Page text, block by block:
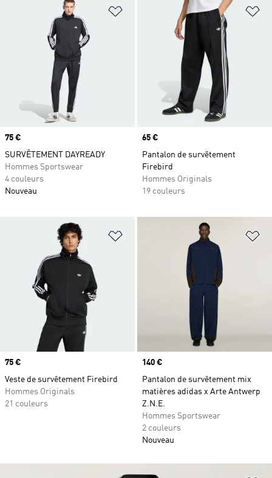
Ajouter à la Liste de produits
Prix
75 €
SURVÊTEMENT DAYREADY
Hommes Sportswear
4 couleurs
Nouveau
Prix
65 €
Pantalon de survêtement
Firebird
Hommes Originals
19 couleurs
Ajouter à la Liste de produits
Prix
75 €
Veste de survêtement Firebird
Hommes Originals
21 couleurs
Prix
140 €
Pantalon de survêtement mix
matières adidas x Arte Antwerp
Z.N.E.
Hommes Sportswear
2 couleurs
Nouveau